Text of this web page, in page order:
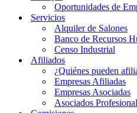
Oportunidades de
Servicios
Alquiler de Salones
Banco de Recursos
Censo Industrial
Afiliados
¿Quiénes pueden
Empresas Afiliadas
Empresas Asociadas
Asociados